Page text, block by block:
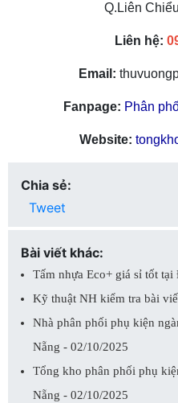
Q.Liên
Liên hệ:
Email:
Fanpage: Phân
Website:
Chia sẻ:
Tweet
Bài viết khác:
Tấm nhựa Eco+ giá sỉ tốt
Kỹ thuật NH kiểm tra bài
Nhà phân phối phụ kiện
Nẵng - 02/10/2025
Tổng kho phân phối phụ
Nẵng - 02/10/2025